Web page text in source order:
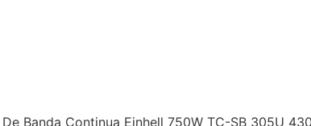
De Banda Continua Einhell 750W TC-SB 305U